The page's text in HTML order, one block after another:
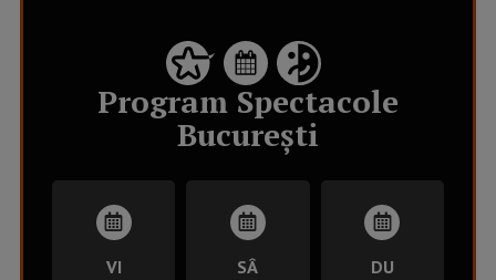
Program Spectacole
București
VI
SÂ
DU